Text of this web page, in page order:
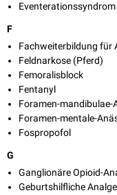
Eventerationssyndrom
F
Fachweiterbildung für
Feldnarkose (Pferd)
Femoralisblock
Fentanyl
Foramen-mandibulae-
Foramen-mentale-
Fospropofol
G
Ganglionäre Opioid-
Geburtshilfliche